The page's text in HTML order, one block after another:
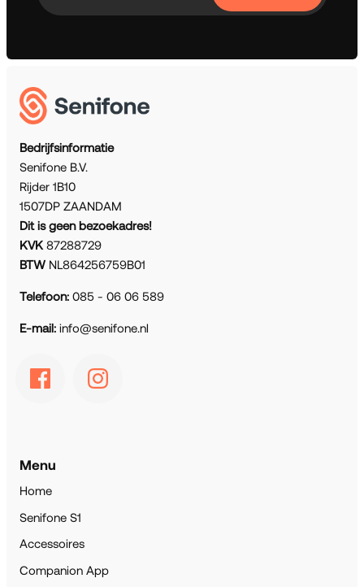
Bedrijfsinformatie
Senifone B.V.
Rijder 1B10
1507DP ZAANDAM
Dit is geen bezoekadres!
KVK 87288729
BTW NL864256759B01
Telefoon: 085 - 06 06 589
E-mail: info@senifone.nl
Menu
Home
Senifone S1
Accessoires
Companion App